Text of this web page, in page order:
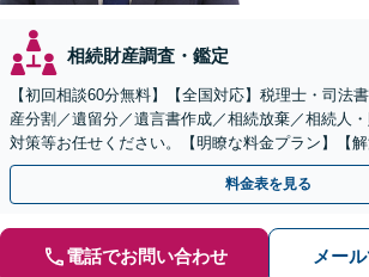
相続財産調査・鑑定
【初回相談60分無料】【全国対応】税理士・司法
産分割／遺留分／遺言書作成／相続放棄／相続人
対策等お任せください。【明瞭な料金プラン】【解
話相談可】
料金表を見る
電話でお問い合わせ メー